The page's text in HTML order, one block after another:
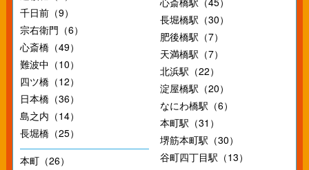
千日前（9）
宗右衛門（6）
心斎橋（49）
難波中（10）
四ツ橋（12）
日本橋（36）
島之内（14）
長堀橋（25）
本町（26）
長堀橋駅（30）
肥後橋駅（7）
天満橋駅（7）
北浜駅（22）
淀屋橋駅（20）
なにわ橋駅（6）
本町駅（31）
堺筋本町駅（30）
谷町四丁目駅（13）